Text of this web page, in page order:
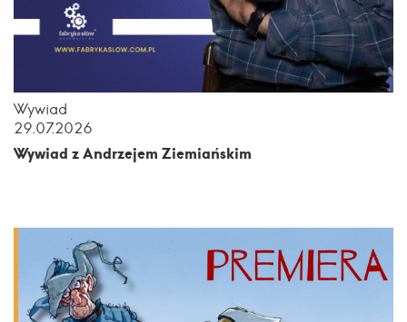
Wywiad
29.07.2026
Wywiad z Andrzejem Ziemiańskim